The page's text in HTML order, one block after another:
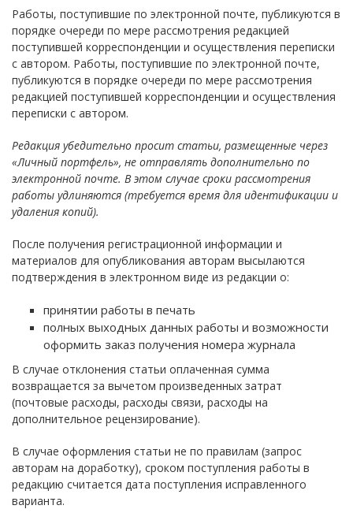
Работы, поступившие по электронной почте, публикуются в
порядке очереди по мере рассмотрения редакцией
поступившей корреспонденции и осуществления переписки
с автором. Работы, поступившие по электронной почте,
публикуются в порядке очереди по мере рассмотрения
редакцией поступившей корреспонденции и осуществления
переписки с автором.
Редакция убедительно просит статьи, размещенные через
«Личный портфель», не отправлять дополнительно по
электронной почте. В этом случае сроки рассмотрения
работы удлиняются (требуется время для идентификации и
удаления копий).
После получения регистрационной информации и
материалов для опубликования авторам высылаются
подтверждения в электронном виде из редакции о:
принятии работы в печать
полных выходных данных работы и возможности
оформить заказ получения номера журнала
В случае отклонения статьи оплаченная сумма
возвращается за вычетом произведенных затрат
(почтовые расходы, расходы связи, расходы на
дополнительное рецензирование).
В случае оформления статьи не по правилам (запрос
авторам на доработку), сроком поступления работы в
редакцию считается дата поступления исправленного
варианта.